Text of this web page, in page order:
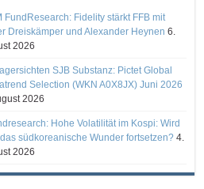
FundResearch: Fidelity stärkt FFB mit
Dreiskämper und Alexander Heynen 6.
2026
SJB Substanz: Pictet Global
Selection (WKN A0X8JX) Juni 2026
2026
Hohe Volatilität im Kospi: Wird
südkoreanische Wunder fortsetzen? 4.
2026